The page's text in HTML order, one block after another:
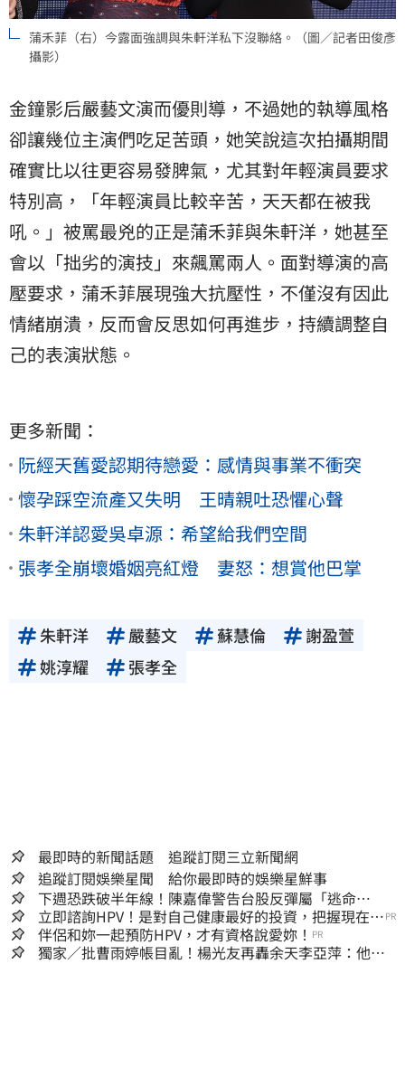
蒲禾菲（右）今露面強調與朱軒洋私下沒聯絡。（圖／記者田俊彥
攝影）
金鐘影后嚴藝文演而優則導，不過她的執導風格
卻讓幾位主演們吃足苦頭，她笑說這次拍攝期間
確實比以往更容易發脾氣，尤其對年輕演員要求
特別高，「年輕演員比較辛苦，天天都在被我
吼。」被罵最兇的正是蒲禾菲與朱軒洋，她甚至
會以「拙劣的演技」來飆罵兩人。面對導演的高
壓要求，蒲禾菲展現強大抗壓性，不僅沒有因此
情緒崩潰，反而會反思如何再進步，持續調整自
己的表演狀態。
更多新聞：
阮經天舊愛認期待戀愛：感情與事業不衝突
懷孕踩空流產又失明 王晴親吐恐懼心聲
朱軒洋認愛吳卓源：希望給我們空間
張孝全崩壞婚姻亮紅燈 妻怒：想賞他巴掌
朱軒洋 嚴藝文 蘇慧倫
謝盈萱
姚淳耀
張孝全
最即時的新聞話題 追蹤訂閱三立新聞網
追蹤訂閱娛樂星聞 給你最即時的娛樂星鮮事
下週恐跌破半年線！陳嘉偉警告台股反彈屬「逃命
波」：空頭大屠殺剛開始
立即諮詢HPV！是對自己健康最好的投資，把握現在不
嫌晚！
PR
伴侶和妳一起預防HPV，才有資格說愛妳！ PR
獨家／批曹雨婷帳目亂！楊光友再轟余天李亞萍：他們